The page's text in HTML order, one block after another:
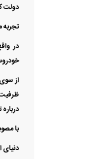
دولت
تجربه
در
با
دنیای